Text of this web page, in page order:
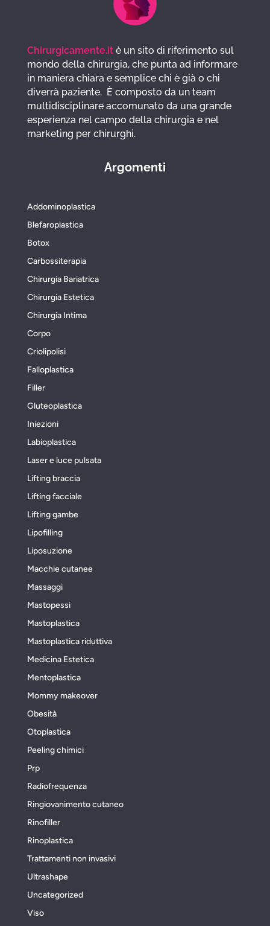
Chirurgicamente.itè un sito di riferimento sul
mondo della chirurgia, che punta ad informare
in maniera chiara e semplice chi è già o chi
diverrà paziente. È composto da un team
multidisciplinare accomunato da una grande
esperienza nel campo della chirurgia e nel
marketing per chirurghi.
Argomenti
Addominoplastica
Blefaroplastica
Botox
Carbossiterapia
Chirurgia Bariatrica
Chirurgia Estetica
Chirurgia Intima
Corpo
Criolipolisi
Falloplastica
Filler
Gluteoplastica
Iniezioni
Labioplastica
Laser e luce pulsata
Lifting braccia
Lifting facciale
Lifting gambe
Lipofilling
Liposuzione
Macchie cutanee
Massaggi
Mastopessi
Mastoplastica
Mastoplastica riduttiva
Medicina Estetica
Mentoplastica
Mommy makeover
Obesità
Otoplastica
Peeling chimici
Prp
Radiofrequenza
Ringiovanimento cutaneo
Rinofiller
Rinoplastica
Trattamenti non invasivi
Ultrashape
Uncategorized
Viso